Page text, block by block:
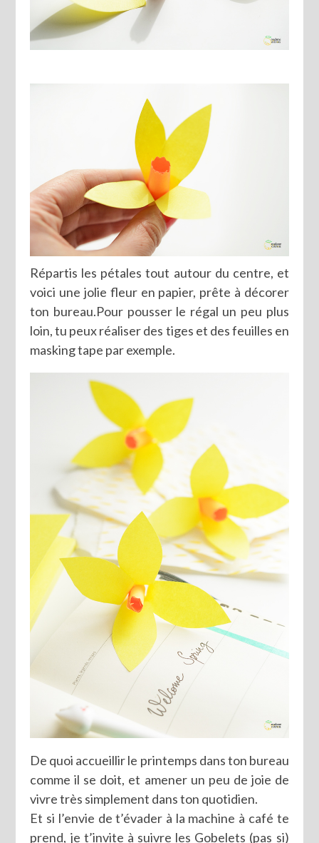
Répartis les pétales tout autour du centre, et
voici une jolie fleur en papier, prête à décorer
ton bureau.Pour pousser le régal un peu plus
loin, tu peux réaliser des tiges et des feuilles en
masking tape par exemple.
De quoi accueillir le printemps dans ton bureau
comme il se doit, et amener un peu de joie de
vivre très simplement dans ton quotidien.
Et si l’envie de t’évader à la machine à café te
prend, je t’invite à suivre les Gobelets (pas si)